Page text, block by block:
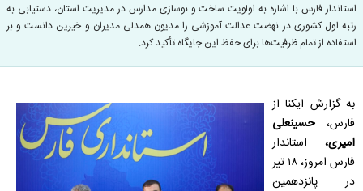
استاندار فارس با اشاره به اولویت ساخت و نوسازی مدارس در مدیریت استان، دستیابی به
رتبه اول کشوری در نهضت عدالت آموزشی را مدیون همدلی مدیران و خیرین دانست و بر
استفاده از تمام ظرفیت‌ها برای حفظ این جایگاه تأکید کرد.
به گزارش ایکنا از
فارس، حسینعلی
امیری، استاندار
فارس امروز، ۱۸ تیر
در پانزدهمین